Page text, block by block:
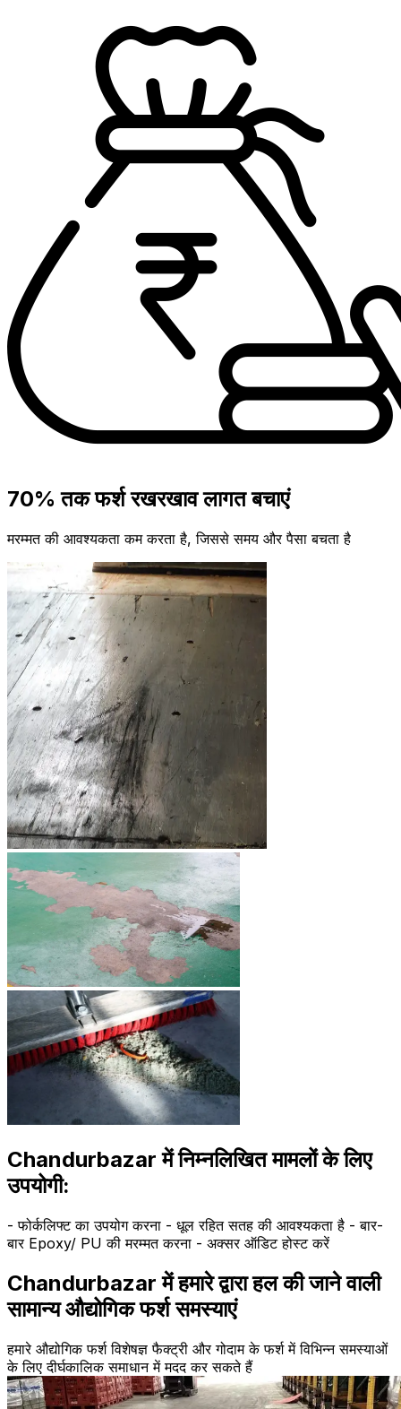
70% तक फर्श रखरखाव लागत बचाएं
मरम्मत की आवश्यकता कम करता है, जिससे समय और पैसा बचता है
Chandurbazar में निम्नलिखित मामलों के लिए
उपयोगी:
- फोर्कलिफ्ट का उपयोग करना - धूल रहित सतह की आवश्यकता है - बार-
बार Epoxy/ PU की मरम्मत करना - अक्सर ऑडिट होस्ट करें
Chandurbazar में हमारे द्वारा हल की जाने वाली
सामान्य औद्योगिक फर्श समस्याएं
हमारे औद्योगिक फर्श विशेषज्ञ फैक्ट्री और गोदाम के फर्श में विभिन्न समस्याओं
के लिए दीर्घकालिक समाधान में मदद कर सकते हैं